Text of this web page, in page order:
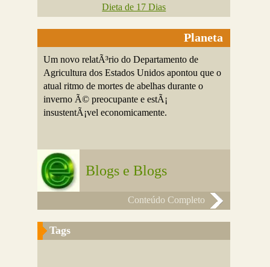
Dieta de 17 Dias
Planeta
Um novo relatÃ³rio do Departamento de
Agricultura dos Estados Unidos apontou que o
atual ritmo de mortes de abelhas durante o
inverno Ã© preocupante e estÃ¡
insustentÃ¡vel economicamente.
Blogs e Blogs
Conteúdo Completo
Tags